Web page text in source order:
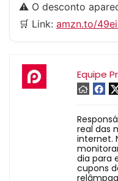
⚠️ O desconto
🛒 Link: amzn.to/
Equipe
real das
internet.
dia para
cupons